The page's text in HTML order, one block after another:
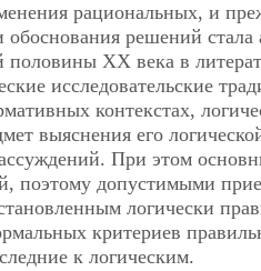
рациональных, и
решений стала
XX века в
исследовательские
контекстах,
выяснения его
При этом
поэтому допустимыми
логически
критериев
к логическим.